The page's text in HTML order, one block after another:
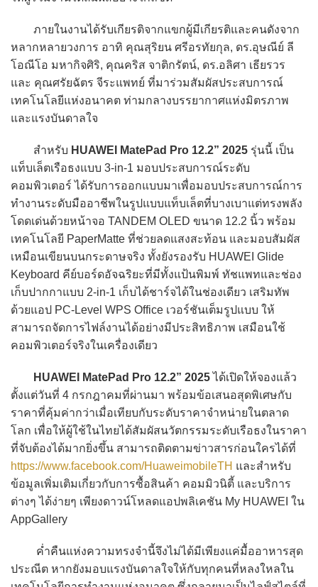
ภายในงานได้รับเกียรติจากแขกผู้มีเกียรติและคนดังจาก
หลากหลายวงการ อาทิ คุณสุริยน ศรีอรทัยกุล, ดร.อุษณีย์ ลี
โอณีโอ มหากิจศิริ, คุณคริส จาติกรัตน์, ดร.อลิศา เธียรวร
และ คุณศรัยฉัตร จีระแพทย์ ที่มาร่วมสัมผัสประสบการณ์
เทคโนโลยีแห่งอนาคต ท่ามกลางบรรยากาศแห่งมิตรภาพ
และแรงบันดาลใจ
สำหรับ HUAWEI MatePad Pro 12.2” 2025 รุ่นนี้ เป็น
แท็บเล็ตเรือธงแบบ 3-in-1 มอบประสบการณ์ระดับ
คอมพิวเตอร์ ได้รับการออกแบบมาเพื่อมอบประสบการณ์การ
ทำงานระดับมืออาชีพในรูปแบบแท็บเล็ตที่บางเบาแต่ทรงพลัง
โดดเด่นด้วยหน้าจอ TANDEM OLED ขนาด 12.2 นิ้ว พร้อม
เทคโนโลยี PaperMatte ที่ช่วยลดแสงสะท้อน และมอบสัมผัส
เหมือนเขียนบนกระดาษจริง ทั้งยังรองรับ HUAWEI Glide
Keyboard คีย์บอร์ดอัจฉริยะที่มีทั้งแป้นพิมพ์ ทัชแพทและช่อง
เก็บปากกาแบบ 2-in-1 เก็บได้ชาร์จได้ในช่องเดียว เสริมทัพ
ด้วยแอป PC-Level WPS Office เวอร์ชันเต็มรูปแบบ ให้
สามารถจัดการไฟล์งานได้อย่างมีประสิทธิภาพ เสมือนใช้
คอมพิวเตอร์จริงในเครื่องเดียว
HUAWEI MatePad Pro 12.2” 2025ได้เปิดให้จองแล้ว
ตั้งแต่วันที่ 4 กรกฎาคมที่ผ่านมา พร้อมข้อเสนอสุดพิเศษกับ
ราคาที่คุ้มค่ากว่าเมื่อเทียบกับระดับราคาจำหน่ายในตลาด
โลก เพื่อให้ผู้ใช้ในไทยได้สัมผัสนวัตกรรมระดับเรือธงในราคา
ที่จับต้องได้มากยิ่งขึ้น สามารถติดตามข่าวสารก่อนใครได้ที่
https://www.facebook.com/HuaweimobileTH และสำหรับ
ข้อมูลเพิ่มเติมเกี่ยวกับการซื้อสินค้า คอมมิวนิตี้ และบริการ
ต่างๆ ได้ง่ายๆ เพียงดาวน์โหลดแอปพลิเคชัน My HUAWEI ใน
AppGallery
ค่ำคืนแห่งความทรงจำนี้จึงไม่ได้มีเพียงแค่มื้ออาหารสุด
ประณีต หากยังมอบแรงบันดาลใจให้กับทุกคนที่หลงใหลใน